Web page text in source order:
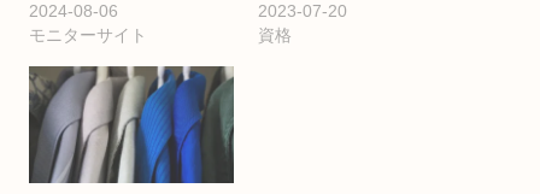
2024-08-06
モニターサイト
2023-07-20
資格